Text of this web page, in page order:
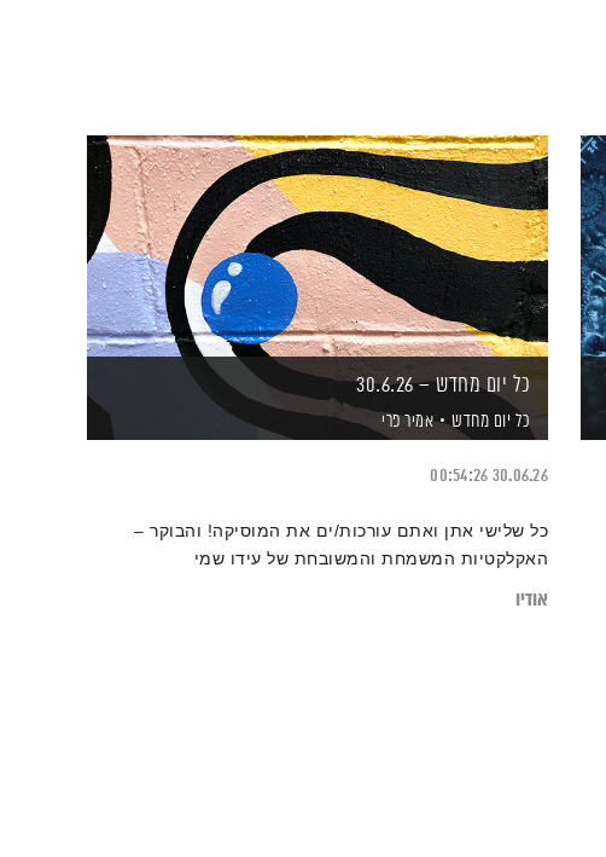
כל יום מחדש – 30.6.26
כל יום מחדש אמיר פרי
30.06.26
00:54:26
כל שלישי אתן ואתם עורכות/ים את המוסיקה! והבוקר –
האקלקטיות המשמחת והמשובחת של עידו שמי
אודיו